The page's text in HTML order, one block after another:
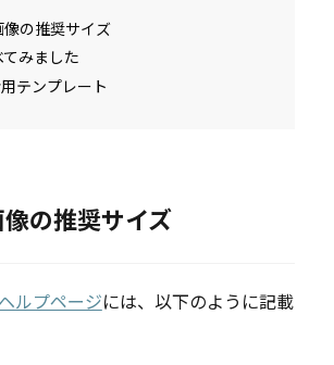
像の推奨サイズ
みました
テンプレート
の推奨サイズ
ルプページには、以下のように記載